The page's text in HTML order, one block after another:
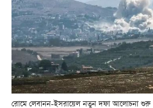
রোমে লেবানন-ইসরায়েল নতুন দফা আলোচনা শুরু